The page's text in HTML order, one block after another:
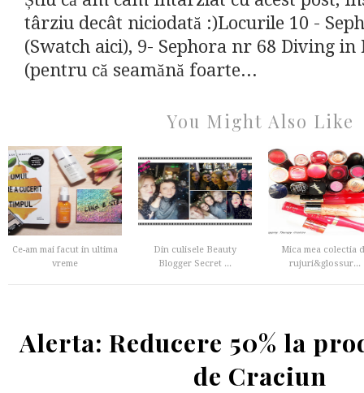
târziu decât niciodată :)Locurile 10 -
(Swatch aici), 9- Sephora nr 68 Diving in
(pentru că seamănă foarte...
You Might Also Like
Ce-am mai facut in ultima
vreme
Din culisele Beauty
Blogger Secret ...
Mica mea colectia
rujuri&glossur...
Alerta: Reducere 50% la
de Craciun